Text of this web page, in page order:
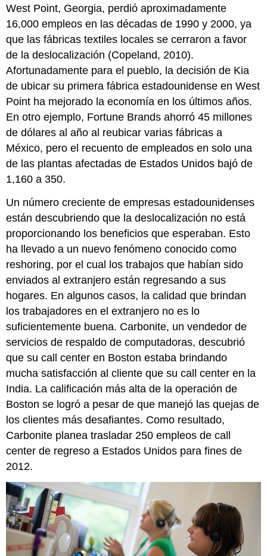
West Point, Georgia, perdió aproximadamente
16,000 empleos en las décadas de 1990 y 2000, ya
que las fábricas textiles locales se cerraron a favor
de la deslocalización (Copeland, 2010).
Afortunadamente para el pueblo, la decisión de Kia
de ubicar su primera fábrica estadounidense en West
Point ha mejorado la economía en los últimos años.
En otro ejemplo, Fortune Brands ahorró 45 millones
de dólares al año al reubicar varias fábricas a
México, pero el recuento de empleados en solo una
de las plantas afectadas de Estados Unidos bajó de
1,160 a 350.
Un número creciente de empresas estadounidenses
están descubriendo que la deslocalización no está
proporcionando los beneficios que esperaban. Esto
ha llevado a un nuevo fenómeno conocido como
reshoring, por el cual los trabajos que habían sido
enviados al extranjero están regresando a sus
hogares. En algunos casos, la calidad que brindan
los trabajadores en el extranjero no es lo
suficientemente buena. Carbonite, un vendedor de
servicios de respaldo de computadoras, descubrió
que su call center en Boston estaba brindando
mucha satisfacción al cliente que su call center en la
India. La calificación más alta de la operación de
Boston se logró a pesar de que manejó las quejas de
los clientes más desafiantes. Como resultado,
Carbonite planea trasladar 250 empleos de call
center de regreso a Estados Unidos para fines de
2012.